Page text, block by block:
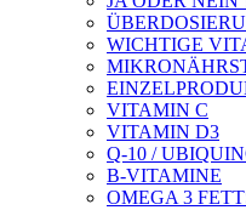
WICHTIGE
VITAMIN C
VITAMIN D3
Q-10 /
B-VITAMINE
OMEGA 3